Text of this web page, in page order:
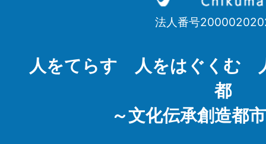
Chikuma
法人番号
人をてらす 人をはぐくむ
都
～文化伝承創造都